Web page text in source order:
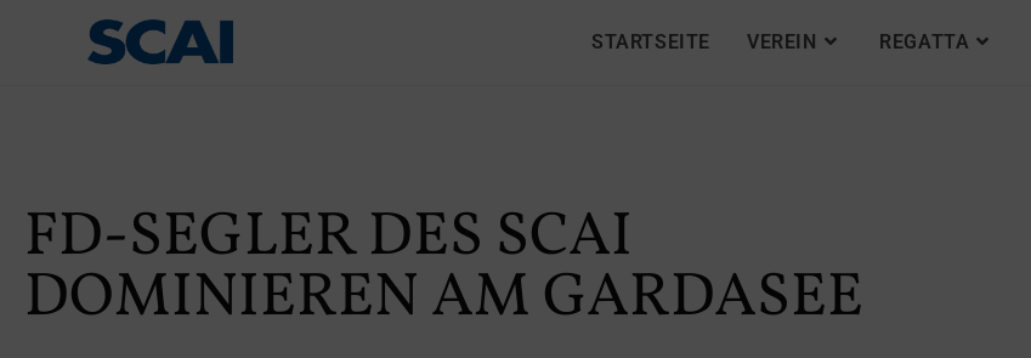
STARTSEITE VEREIN REGATTA
FD-SEGLER DES SCAI
DOMINIEREN AM GARDASEE